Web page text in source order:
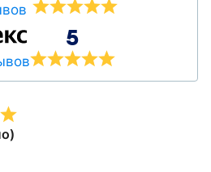
5